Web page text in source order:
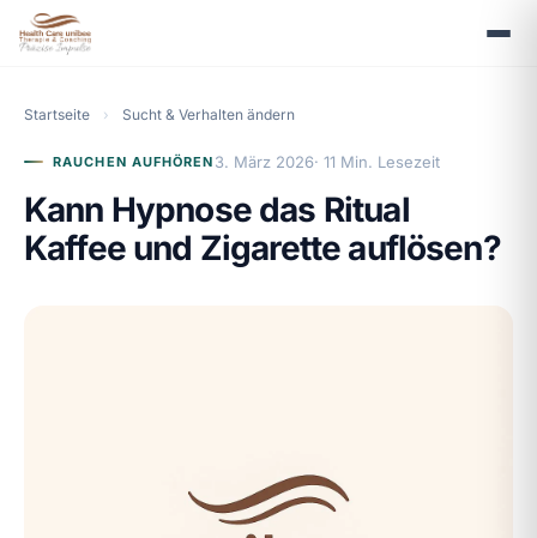
Startseite › Sucht & Verhalten ändern
RAUCHEN AUFHÖREN 3. März 2026· 11 Min. Lesezeit
Kann Hypnose das Ritual
Kaffee und Zigarette auflösen?